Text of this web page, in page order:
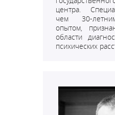
центра.
чем 30-
опытом,
области
психических